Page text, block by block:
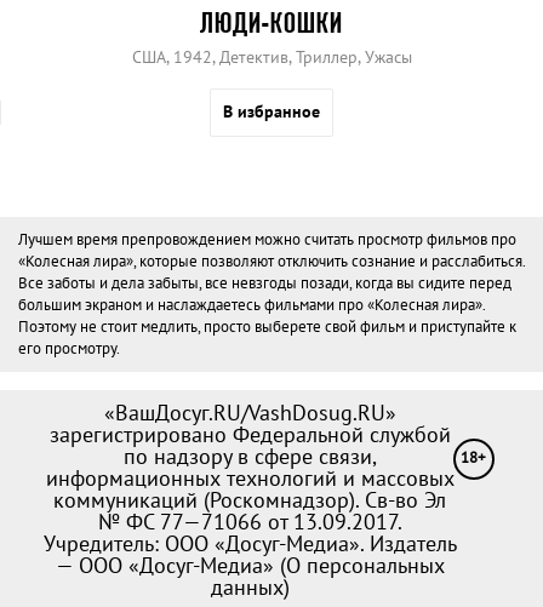
ЛЮДИ-КОШКИ
США, 1942, Детектив, Триллер, Ужасы
В избранное
Лучшем время препровождением можно считать просмотр фильмов про
«Колесная лира», которые позволяют отключить сознание и расслабиться.
Все заботы и дела забыты, все невзгоды позади, когда вы сидите перед
большим экраном и наслаждаетесь фильмами про «Колесная лира».
Поэтому не стоит медлить, просто выберете свой фильм и приступайте к
его просмотру.
«ВашДосуг.RU/VashDosug.RU»
зарегистрировано Федеральной службой
по надзору в сфере связи,
информационных технологий и массовых
коммуникаций (Роскомнадзор). Св-во Эл
№ ФС 77—71066 от 13.09.2017.
Учредитель: ООО «Досуг-Медиа». Издатель
— ООО «Досуг-Медиа» (О персональных
данных)
18+